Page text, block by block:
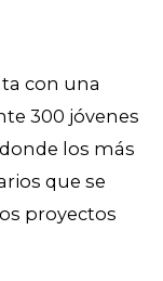
con una
300 jóvenes
los más
que se
proyectos